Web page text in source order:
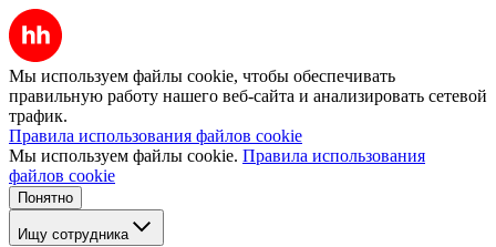
Мы используем файлы cookie, чтобы обеспечивать
правильную работу нашего веб-сайта и анализировать сетевой
трафик.
Правила использования файлов cookie
Мы используем файлы cookie. Правила использования
файлов cookie
Понятно
Ищу сотрудника